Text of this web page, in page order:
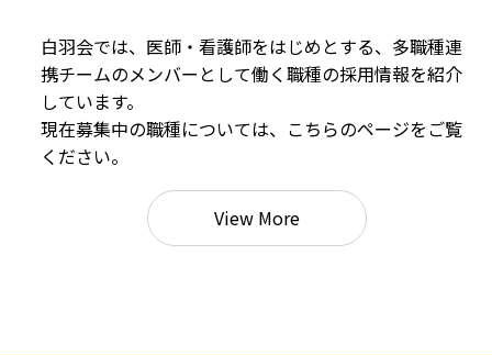
白羽会では、医師・看護師をはじめとする、多職種連
携チームのメンバーとして働く職種の採用情報を紹介
しています。
現在募集中の職種については、こちらのページをご覧
ください。
View More